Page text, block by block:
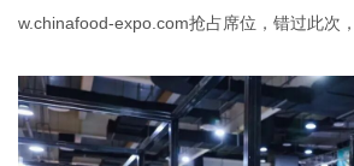
w.chinafood-expo. com抢占席位，错过此次